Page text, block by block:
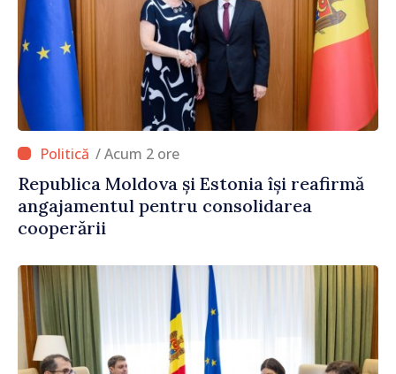
/ Acum 2 ore
Republica Moldova și Estonia își reafirmă
angajamentul pentru consolidarea
cooperării